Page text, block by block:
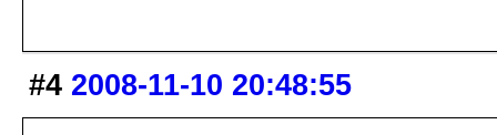
#4 2008-11-10 20:48:55